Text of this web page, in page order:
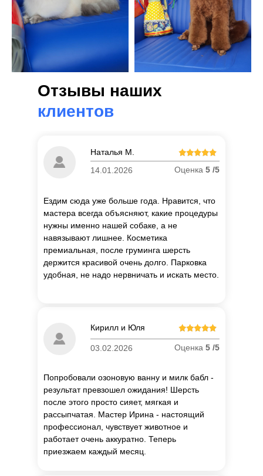
Отзывы наших
клиентов
Наталья М.
14.01.2026
Оценка 5 /5
Ездим сюда уже больше года. Нравится, что
мастера всегда объясняют, какие процедуры
нужны именно нашей собаке, а не
навязывают лишнее. Косметика
премиальная, после груминга шерсть
держится красивой очень долго. Парковка
удобная, не надо нервничать и искать место.
Кирилл и Юля
03.02.2026 Оценка 5 /5
Попробовали озоновую ванну и милк бабл -
результат превзошел ожидания! Шерсть
после этого просто сияет, мягкая и
рассыпчатая. Мастер Ирина - настоящий
профессионал, чувствует животное и
работает очень аккуратно. Теперь
приезжаем каждый месяц.